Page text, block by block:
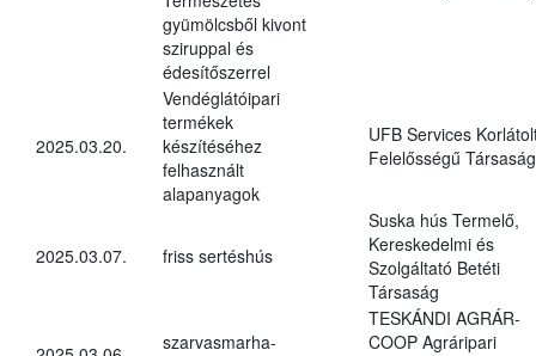
gyümölcsből kivont
sziruppal és
édesítőszerrel
2025.03.20.
Vendéglátóipari
termékek
készítéséhez
felhasznált
alapanyagok
UFB Services
Felelősségű Társaság
2025.03.07. friss sertéshús
Suska hús Termelő,
Kereskedelmi és
Szolgáltató Betéti
Társaság
szarvasmarha-
TESKÁNDI AGRÁR-
COOP Agráripari